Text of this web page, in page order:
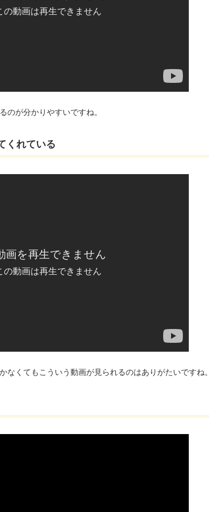
のが分かりやすいですね。
くれている
なくてもこういう動画が見られるのはありがたいですね。